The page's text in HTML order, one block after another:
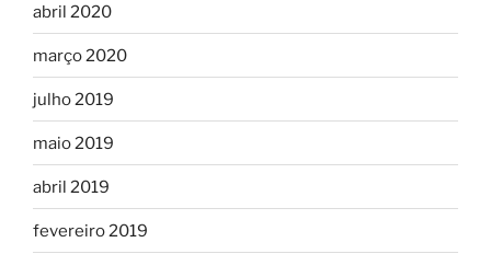
abril 2020
março 2020
julho 2019
maio 2019
abril 2019
fevereiro 2019